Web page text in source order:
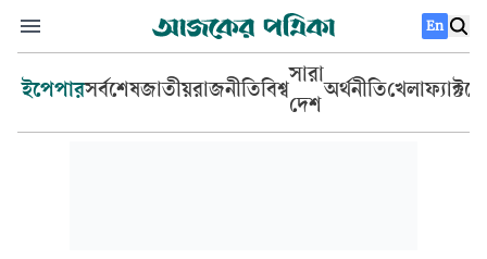
En
ইপেপারসর্বশেষজাতীয়রাজনীতিবিশ্ব
সারা
দেশ
অর্থনীতিখেলা